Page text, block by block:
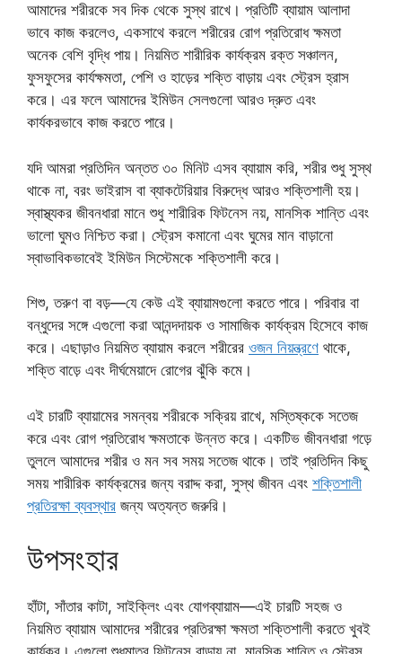
আমাদের শরীরকে সব দিক থেকে সুস্থ রাখে। প্রতিটি ব্যায়াম আলাদা
ভাবে কাজ করলেও, একসাথে করলে শরীরের রোগ প্রতিরোধ ক্ষমতা
অনেক বেশি বৃদ্ধি পায়। নিয়মিত শারীরিক কার্যক্রম রক্ত সঞ্চালন,
ফুসফুসের কার্যক্ষমতা, পেশি ও হাড়ের শক্তি বাড়ায় এবং স্ট্রেস হ্রাস
করে। এর ফলে আমাদের ইমিউন সেলগুলো আরও দ্রুত এবং
কার্যকরভাবে কাজ করতে পারে।
যদি আমরা প্রতিদিন অন্তত ৩০ মিনিট এসব ব্যায়াম করি, শরীর শুধু সুস্থ
থাকে না, বরং ভাইরাস বা ব্যাকটেরিয়ার বিরুদ্ধে আরও শক্তিশালী হয়।
স্বাস্থ্যকর জীবনধারা মানে শুধু শারীরিক ফিটনেস নয়, মানসিক শান্তি এবং
ভালো ঘুমও নিশ্চিত করা। স্ট্রেস কমানো এবং ঘুমের মান বাড়ানো
স্বাভাবিকভাবেই ইমিউন সিস্টেমকে শক্তিশালী করে।
শিশু, তরুণ বা বড়—যে কেউ এই ব্যায়ামগুলো করতে পারে। পরিবার বা
বন্ধুদের সঙ্গে এগুলো করা আনন্দদায়ক ও সামাজিক কার্যক্রম হিসেবে কাজ
করে। এছাড়াও নিয়মিত ব্যায়াম করলে শরীরের ওজন নিয়ন্ত্রণে থাকে,
শক্তি বাড়ে এবং দীর্ঘমেয়াদে রোগের ঝুঁকি কমে।
এই চারটি ব্যায়ামের সমন্বয় শরীরকে সক্রিয় রাখে, মস্তিষ্ককে সতেজ
করে এবং রোগ প্রতিরোধ ক্ষমতাকে উন্নত করে। একটিভ জীবনধারা গড়ে
তুললে আমাদের শরীর ও মন সব সময় সতেজ থাকে। তাই প্রতিদিন কিছু
সময় শারীরিক কার্যক্রমের জন্য বরাদ্দ করা, সুস্থ জীবন এবং শক্তিশালী
প্রতিরক্ষা ব্যবস্থার জন্য অত্যন্ত জরুরি।
উপসংহার
হাঁটা, সাঁতার কাটা, সাইক্লিং এবং যোগব্যায়াম—এই চারটি সহজ ও
নিয়মিত ব্যায়াম আমাদের শরীরের প্রতিরক্ষা ক্ষমতা শক্তিশালী করতে খুবই